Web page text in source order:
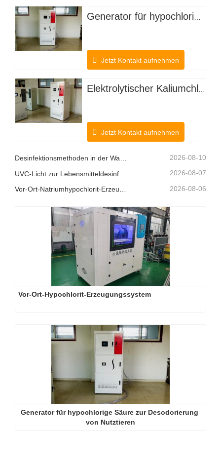
Jetzt Kontakt aufnehmen
Jetzt Kontakt aufnehmen
Desinfektionsmethoden in der Wasseraufbereitung 2026-08-10
2026-08-07
2026-08-06
Vor-Ort-Hypochlorit-Erzeugungssystem
Generator für hypochlorige Säure zur Desodorierung
von Nutztieren